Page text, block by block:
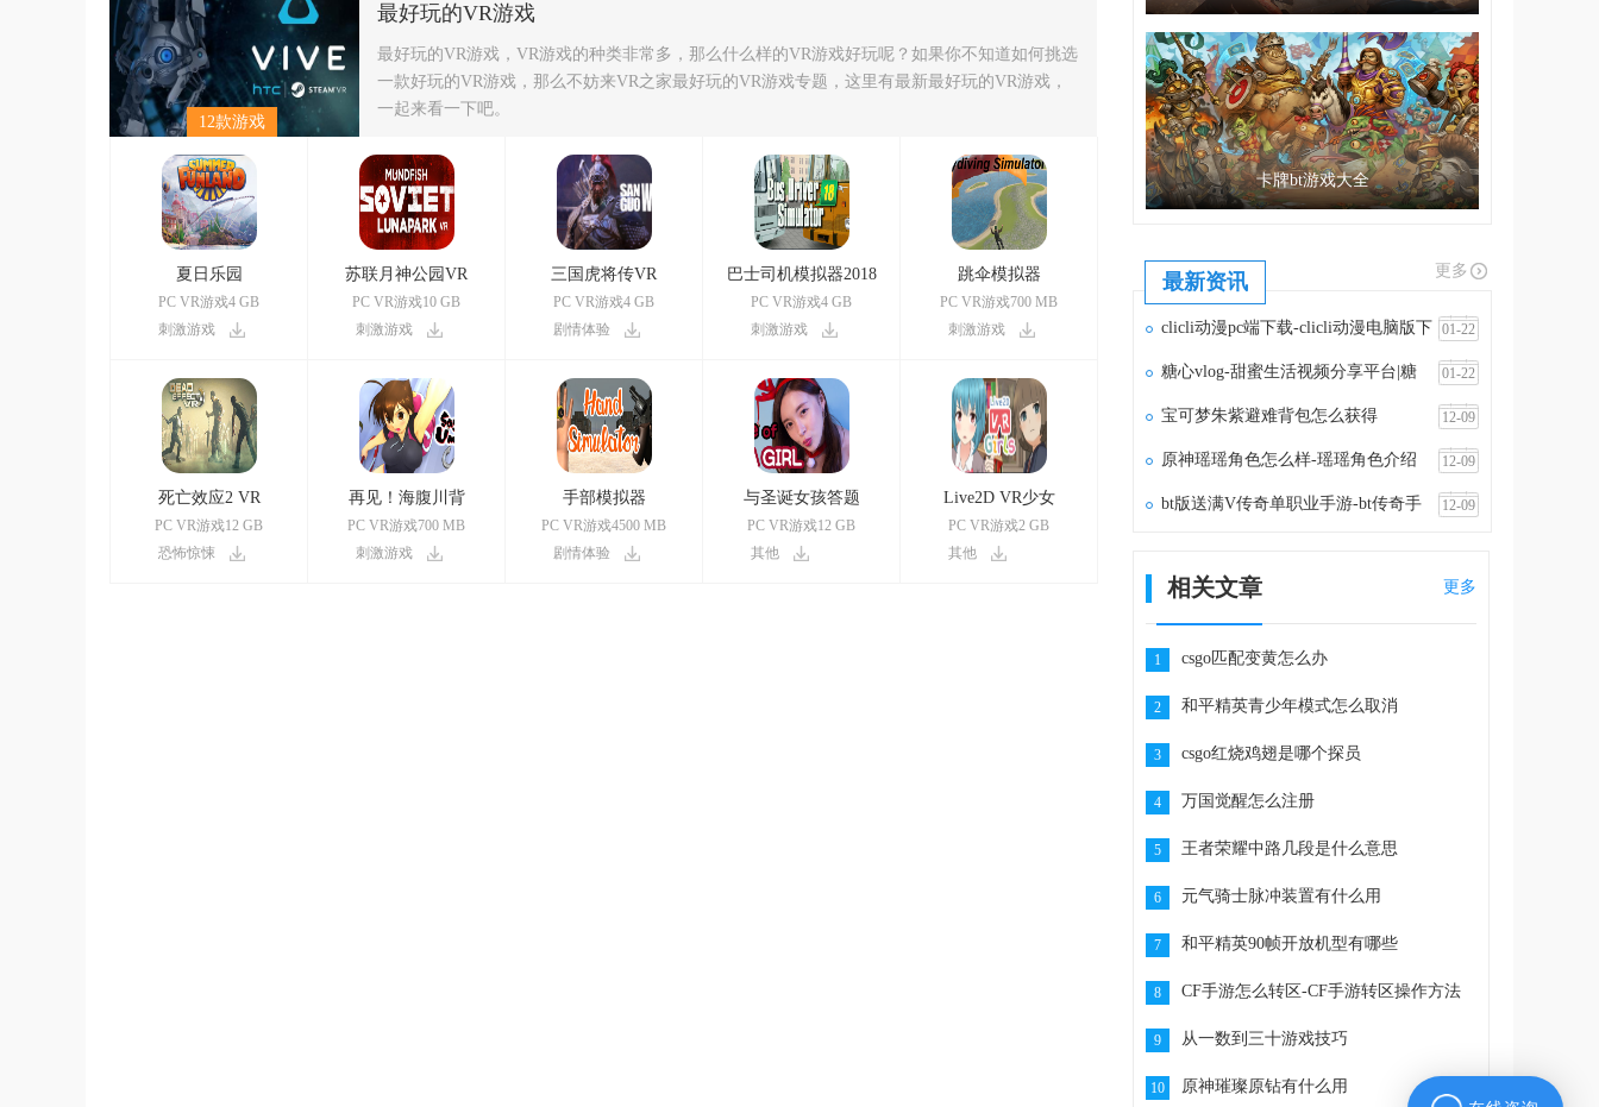
12款游戏
最好玩的VR游戏
最好玩的VR游戏，VR游戏的种类非常多，那么什么样的VR游戏好玩呢？如果你不知道如何挑选
一款好玩的VR游戏，那么不妨来VR之家最好玩的VR游戏专题，这里有最新最好玩的VR游戏，
一起来看一下吧。
夏日乐园
PC VR游戏4 GB
刺激游戏
苏联月神公园VR
PC VR游戏10 GB
刺激游戏
三国虎将传VR
PC VR游戏4 GB
剧情体验
巴士司机模拟器2018
PC VR游戏4 GB
刺激游戏
跳伞模拟器
PC VR游戏700 MB
刺激游戏
死亡效应2 VR
PC VR游戏12 GB
恐怖惊悚
再见！海腹川背
PC VR游戏700 MB
刺激游戏
手部模拟器
PC VR游戏4500 MB
剧情体验
与圣诞女孩答题
PC VR游戏12 GB
其他
Live2D VR少女
PC VR游戏2 GB
其他
卡牌bt游戏大全
最新资讯 更多
01-22
clicli动漫pc端下载-clicli动漫电脑版下
01-22
糖心vlog-甜蜜生活视频分享平台|糖
12-09
宝可梦朱紫避难背包怎么获得
12-09
原神瑶瑶角色怎么样-瑶瑶角色介绍
12-09
bt版送满V传奇单职业手游-bt传奇手
相关文章 更多
1 csgo匹配变黄怎么办
2 和平精英青少年模式怎么取消
3 csgo红烧鸡翅是哪个探员
4 万国觉醒怎么注册
5 王者荣耀中路几段是什么意思
6 元气骑士脉冲装置有什么用
7 和平精英90帧开放机型有哪些
8 CF手游怎么转区-CF手游转区操作方法
9 从一数到三十游戏技巧
10
原神璀璨原钻有什么用